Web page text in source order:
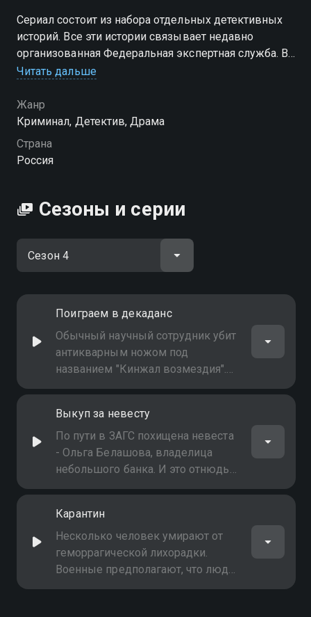
Сериал состоит из набора отдельных детективных
историй. Все эти истории связывает недавно
организованная Федеральная экспертная служба. В
организации работают высококлассные
раскрытии реальных преступлений
Читать дальше
Жанр
Криминал, Детектив, Драма
Страна
Россия
Сезоны и серии
Поиграем в декаданс
Обычный научный сотрудник убит
антикварным ножом под
названием "Кинжал возмездия".
Кто мог ему мстить и за что?
ритуальное убийство…
Выкуп за невесту
По пути в ЗАГС похищена невеста
- Ольга Белашова, владелица
небольшого банка. И это отнюдь
не веселая свадебная традиция -
сумму. ФЭС готовит
спецоперацию
Карантин
Несколько человек умирают от
геморрагической лихорадки.
Военные предполагают, что люди
погибли от вируса, разработанного